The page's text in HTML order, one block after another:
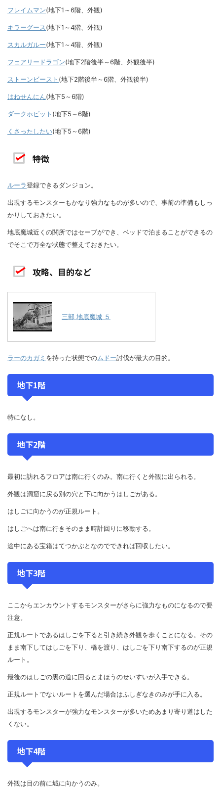
フレイムマン(地下1～6階、外観)
キラーグース(地下1～4階、外観)
スカルガルー(地下1～4階、外観)
フェアリードラゴン(地下2階後半～6階、外観後半)
ストーンビースト (地下2階後半～6階、外観後半)
はねせんにん(地下5～6階)
ダークホビット (地下5～6階)
くさったしたい(地下5～6階)
特徴
ルーラ登録できるダンジョン。
出現するモンスターもかなり強力なものが多いので、事前の準備もしっ
かりしておきたい。
地底魔城近くの関所ではセーブができ、ベッドで泊まることができるの
でそこで万全な状態で整えておきたい。
攻略、目的など
三部 地底魔城 ５
ラーのカガミ を持った状態でのムドー討伐が最大の目的。
地下1階
特になし。
地下2階
最初に訪れるフロアは南に行くのみ。南に行くと外観に出られる。
外観は洞窟に戻る別の穴と下に向かうはしごがある。
はしごに向かうのが正規ルート。
はしごへは南に行きそのまま時計回りに移動する。
途中にある宝箱はてつかぶとなのでできれば回収したい。
地下3階
ここからエンカウントするモンスターがさらに強力なものになるので要
注意。
正規ルートであるはしごを下ると引き続き外観を歩くことになる。その
まま南下してはしごを下り、橋を渡り、はしごを下り南下するのが正規
ルート。
最後のはしごの裏の道に回るとまほうのせいすいが入手できる。
正規ルートでないルートを選んだ場合はふしぎなきのみが手に入る。
出現するモンスターが強力なモンスターが多いためあまり寄り道はした
くない。
地下4階
外観は目の前に城に向かうのみ。